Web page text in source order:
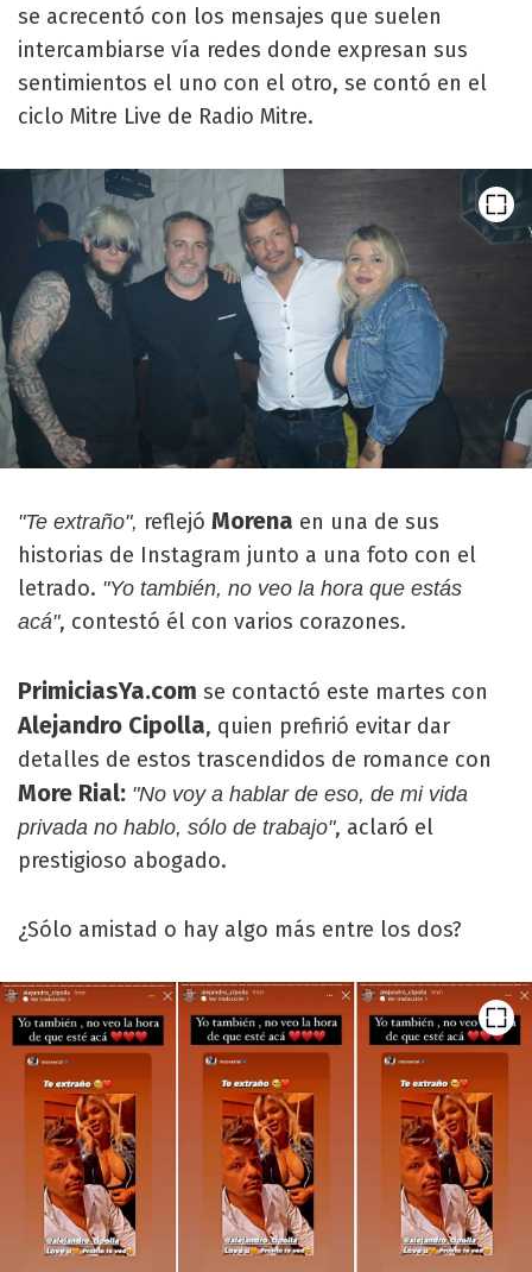
se acrecentó con los mensajes que suelen
intercambiarse vía redes donde expresan sus
sentimientos el uno con el otro, se contó en el
ciclo Mitre Live de Radio Mitre.
"Te extraño", reflejó Morena en una de sus
historias de Instagram junto a una foto con el
letrado. "Yo también, no veo la hora que estás
acá", contestó él con varios corazones.
PrimiciasYa.com se contactó este martes con
Alejandro Cipolla, quien prefirió evitar dar
detalles de estos trascendidos de romance con
More Rial: "No voy a hablar de eso, de mi vida
privada no hablo, sólo de trabajo", aclaró el
prestigioso abogado.
¿Sólo amistad o hay algo más entre los dos?